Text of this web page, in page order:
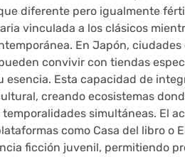
diferente pero igualmente
vinculada a los clásicos
En Japón, ciudades
convivir con tiendas
Esta capacidad de
creando ecosistemas
simultáneas. El
como Casa del libro o
ficción juvenil, permitiendo